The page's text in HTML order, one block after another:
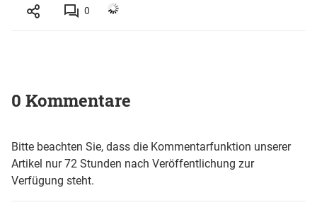
0
0 Kommentare
Bitte beachten Sie, dass die Kommentarfunktion unserer
Artikel nur 72 Stunden nach Veröffentlichung zur
Verfügung steht.